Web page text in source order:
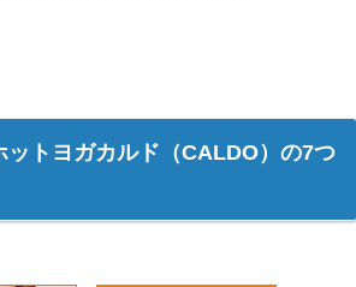
ットヨガカルド（CALDO）の7つ